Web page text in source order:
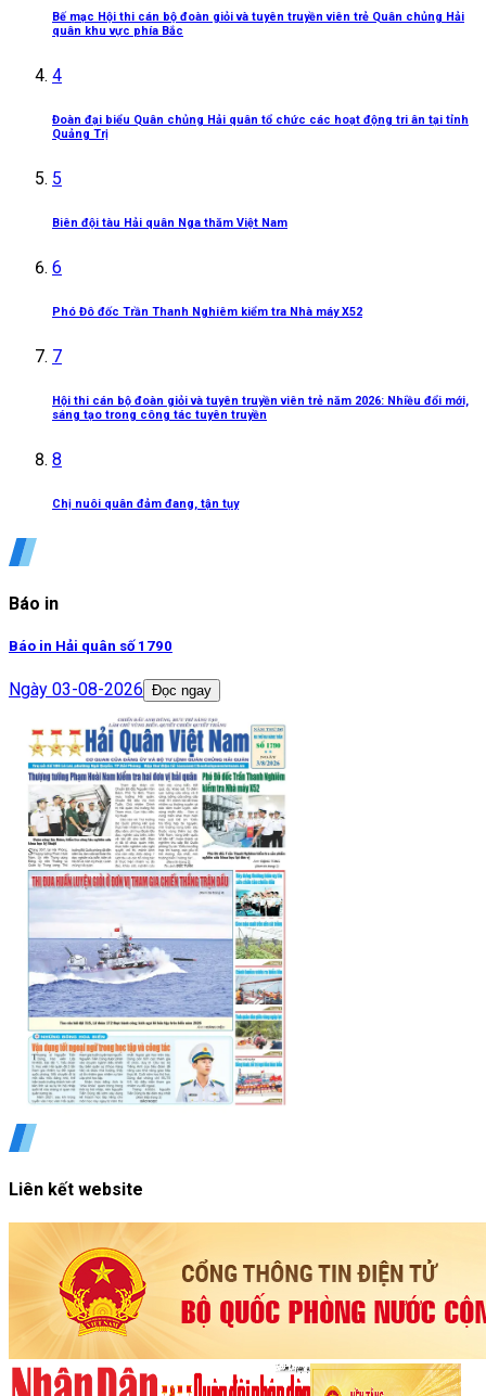
Bế mạc Hội thi cán bộ đoàn giỏi và tuyên truyền viên trẻ Quân chủng Hải
quân khu vực phía Bắc
4
Đoàn đại biểu Quân chủng Hải quân tổ chức các hoạt động tri ân tại tỉnh
Quảng Trị
5
Biên đội tàu Hải quân Nga thăm Việt Nam
6
Phó Đô đốc Trần Thanh Nghiêm kiểm tra Nhà máy X52
7
Hội thi cán bộ đoàn giỏi và tuyên truyền viên trẻ năm 2026: Nhiều đổi mới,
sáng tạo trong công tác tuyên truyền
8
Chị nuôi quân đảm đang, tận tụy
Báo in
Báo in Hải quân số 1790
Ngày 03-08-2026 Đọc ngay
Liên kết website